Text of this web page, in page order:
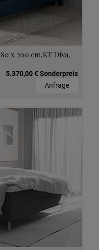
x 200 cm,KT Diva,
5.370,00 € Sonderpreis
Anfrage